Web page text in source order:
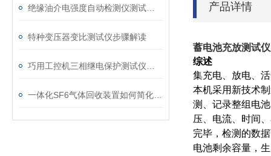
特种变压器变比测试仪步骤解读
产品详情
蓄电池充放测试
综述
集充电、放电、
本机采用新技术
测、记录整组电
压、电流、时间
完毕，检测的数
电池剩余容量，